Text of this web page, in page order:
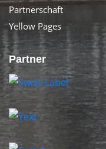
Partnerschaft
Yellow Pages
Partner